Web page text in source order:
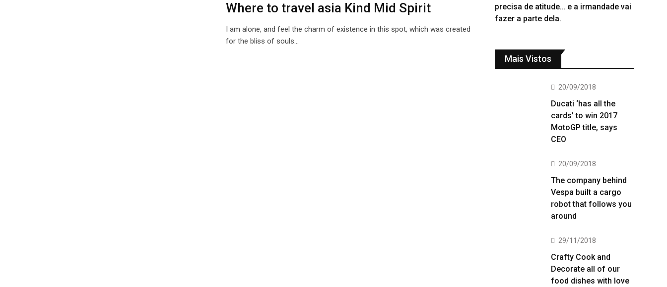
Where to travel asia Kind Mid Spirit
I am alone, and feel the charm of existence in this spot, which was created
for the bliss of souls…
precisa de atitude… e a irmandade vai
fazer a parte dela.
Mais Vistos
20/09/2018
Ducati ‘has all the
cards’ to win 2017
MotoGP title, says
CEO
20/09/2018
The company behind
Vespa built a cargo
robot that follows you
around
29/11/2018
Crafty Cook and
Decorate all of our
food dishes with love